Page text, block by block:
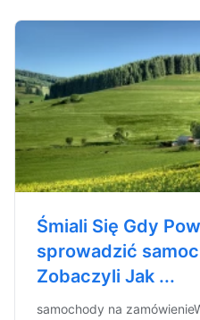
Śmiali Się Gdy
sprowadzić
Zobaczyli Jak ...
samochody na